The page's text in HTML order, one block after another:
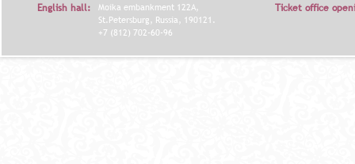
English hall:
Moika embankment 122A,
St.Petersburg, Russia, 190121.
+7 (812) 702-60-96
Ticket office